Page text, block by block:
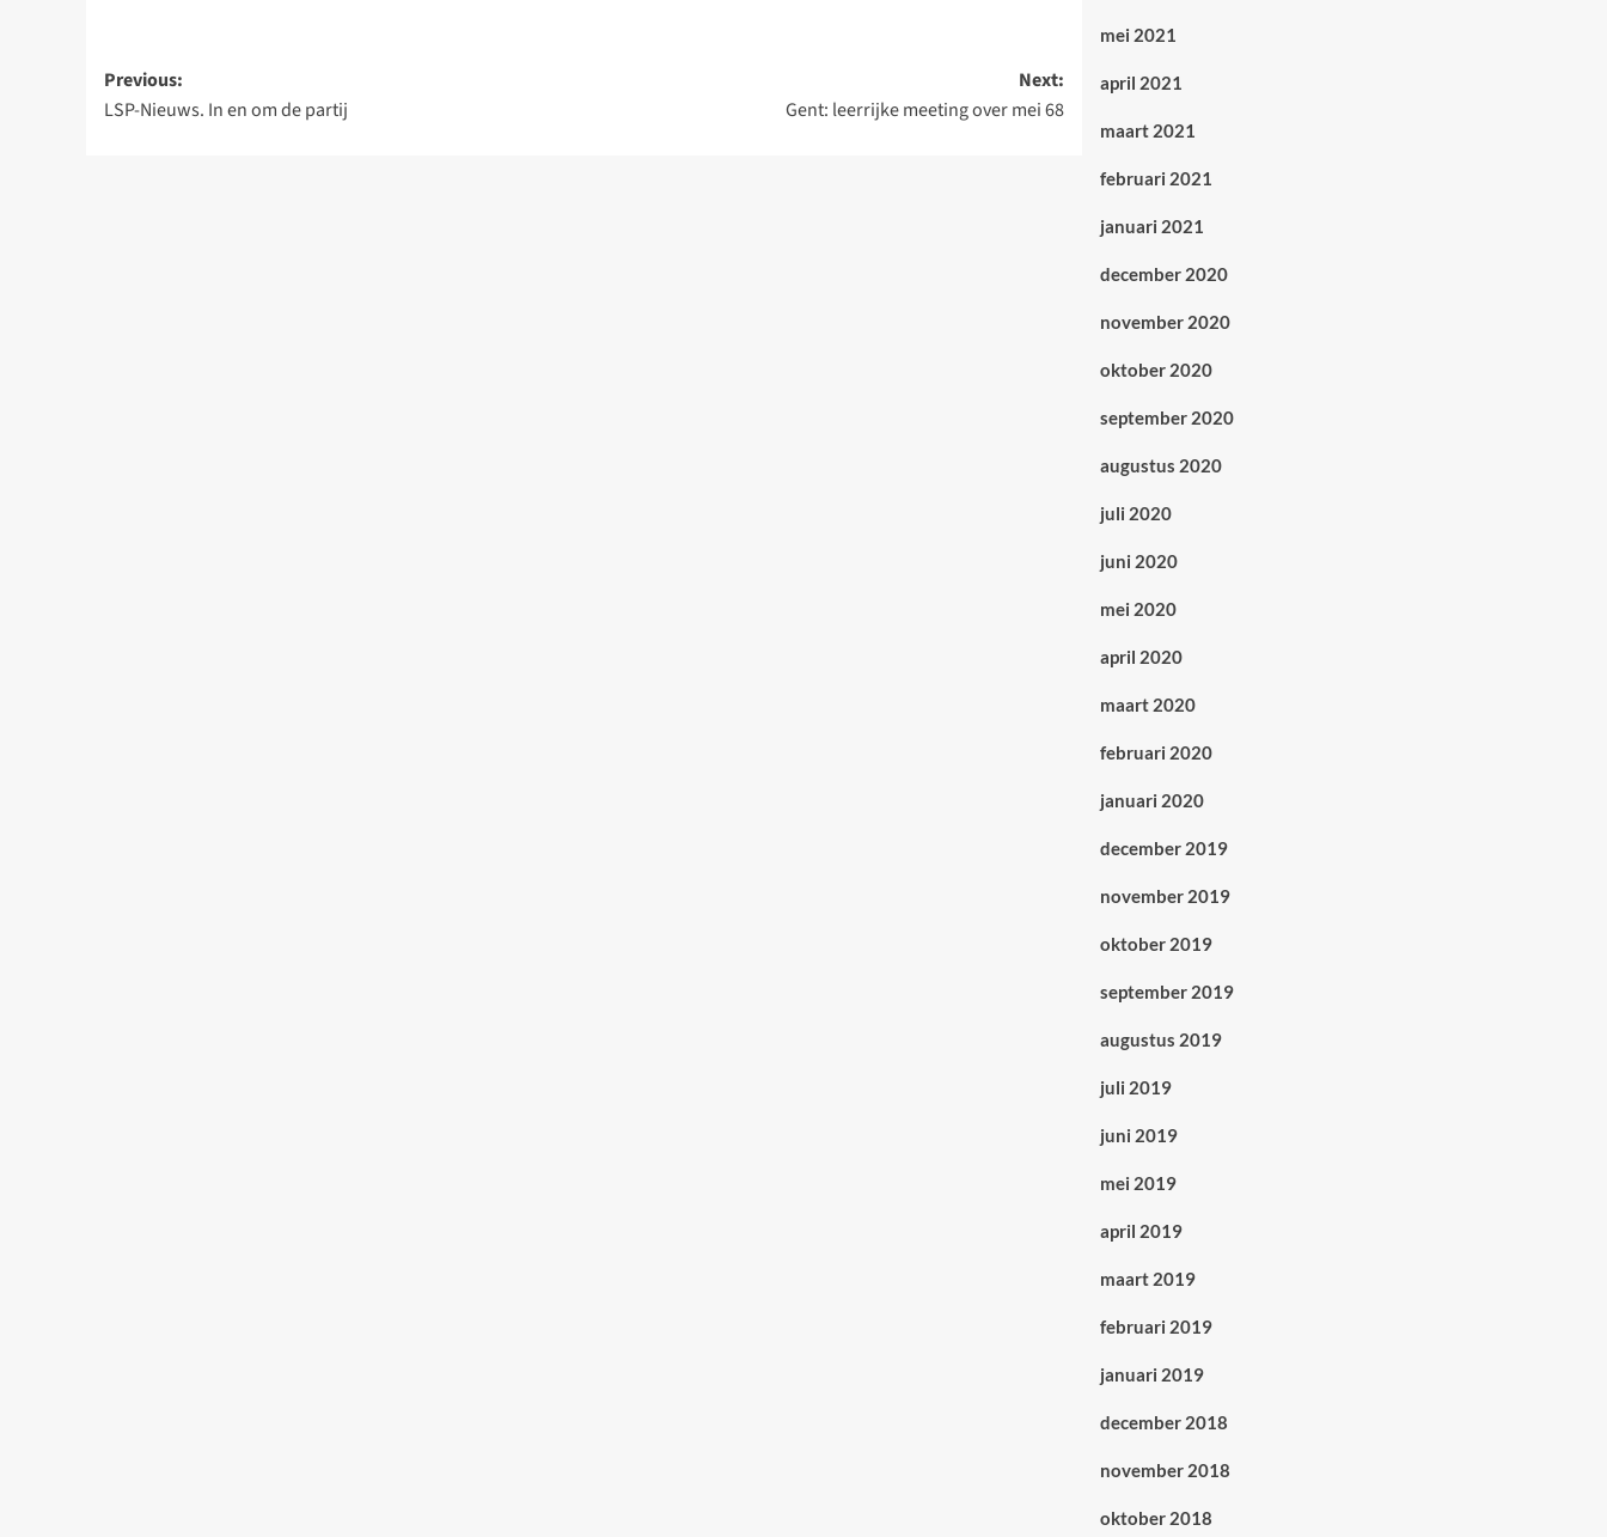
Post
navigation
Previous:
LSP-Nieuws. In en om de partij
Next:
Gent: leerrijke meeting over mei 68
mei 2021
april 2021
maart 2021
februari 2021
januari 2021
december 2020
november 2020
oktober 2020
september 2020
augustus 2020
juli 2020
juni 2020
mei 2020
april 2020
maart 2020
februari 2020
januari 2020
december 2019
november 2019
oktober 2019
september 2019
augustus 2019
juli 2019
juni 2019
mei 2019
april 2019
maart 2019
februari 2019
januari 2019
december 2018
november 2018
oktober 2018